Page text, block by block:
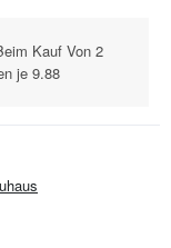
Kauf Von 2
je 9.88